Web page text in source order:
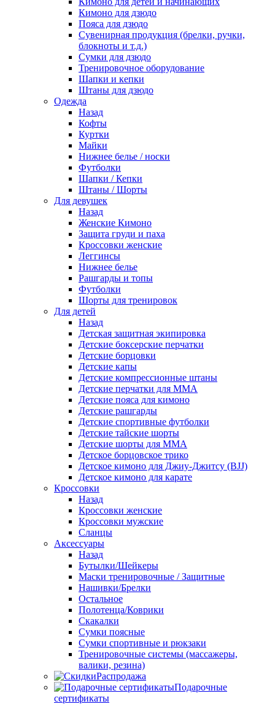
Кимоно для дзюдо
Пояса для дзюдо
Сувенирная продукция (брелки, ручки,
блокноты и т.д.)
Сумки для дзюдо
Тренировочное оборудование
Шапки и кепки
Штаны для дзюдо
Одежда
Назад
Кофты
Куртки
Майки
Нижнее белье / носки
Футболки
Шапки / Кепки
Штаны / Шорты
Для девушек
Назад
Женские Кимоно
Защита груди и паха
Кроссовки женские
Леггинсы
Нижнее белье
Рашгарды и топы
Футболки
Шорты для тренировок
Для детей
Назад
Детская защитная экипировка
Детские боксерские перчатки
Детские борцовки
Детские капы
Детские компрессионные штаны
Детские перчатки для ММА
Детские пояса для кимоно
Детские рашгарды
Детские спортивные футболки
Детские тайские шорты
Детские шорты для ММА
Детское борцовское трико
Детское кимоно для Джиу-Джитсу (BJJ)
Детское кимоно для карате
Кроссовки
Назад
Кроссовки женские
Кроссовки мужские
Сланцы
Аксессуары
Назад
Бутылки/Шейкеры
Маски тренировочные / Защитные
Нашивки/Брелки
Остальное
Полотенца/Коврики
Скакалки
Сумки поясные
Сумки спортивные и рюкзаки
Тренировочные системы (массажеры,
валики, резина)
Распродажа
Подарочные
сертификаты